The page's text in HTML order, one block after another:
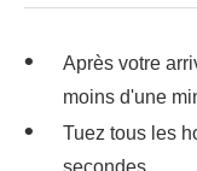
Après votre
moins d'une
Tuez tous les